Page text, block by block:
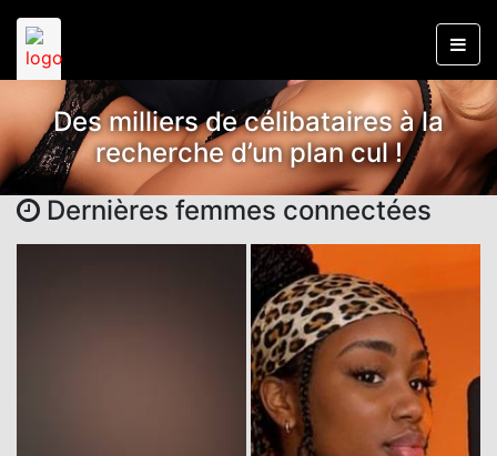
Des milliers de célibataires à la
recherche d’un plan cul !
Dernières femmes connectées